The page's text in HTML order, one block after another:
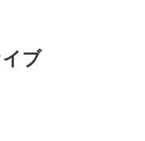
ブ